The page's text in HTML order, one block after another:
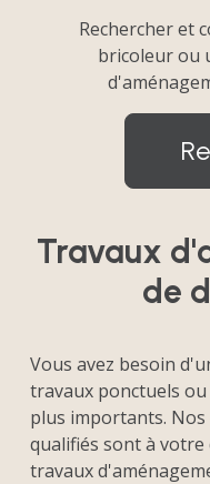
Rechercher et
bricoleur ou
Travaux
de
Vous avez besoin
travaux ponctuels
plus importants.
qualifiés sont à
travaux